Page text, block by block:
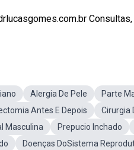
Alergia De Pele
Parte
Antes E Depois Cirurgia
Masculina Prepucio Inchado
Doenças DoSistema